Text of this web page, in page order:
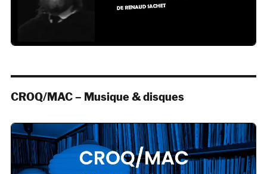
CROQ/MAC – Musique & disques